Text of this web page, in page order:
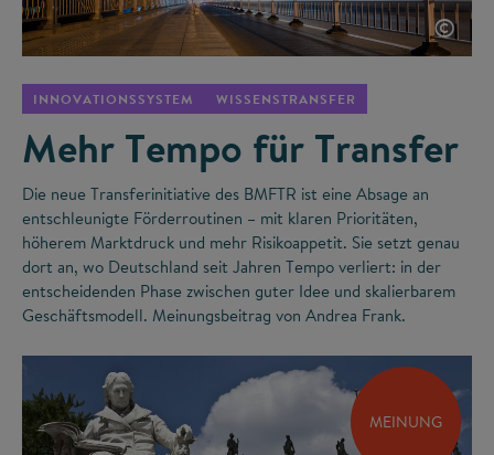
©
INNOVATIONSSYSTEM WISSENSTRANSFER
Mehr Tempo für Transfer
Die neue Transferinitiative des BMFTR ist eine Absage an
entschleunigte Förderroutinen – mit klaren Prioritäten,
höherem Marktdruck und mehr Risikoappetit. Sie setzt genau
dort an, wo Deutschland seit Jahren Tempo verliert: in der
entscheidenden Phase zwischen guter Idee und skalierbarem
Geschäftsmodell. Meinungsbeitrag von Andrea Frank.
MEINUNG